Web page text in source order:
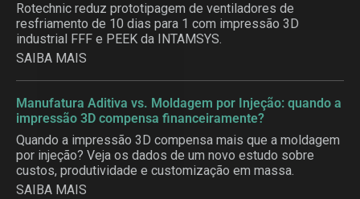
Rotechnic reduz prototipagem de ventiladores de
resfriamento de 10 dias para 1 com impressão 3D
industrial FFF e PEEK da INTAMSYS.
SAIBA MAIS
Manufatura Aditiva vs. Moldagem por Injeção: quando a
impressão 3D compensa financeiramente?
Quando a impressão 3D compensa mais que a moldagem
por injeção? Veja os dados de um novo estudo sobre
custos, produtividade e customização em massa.
SAIBA MAIS